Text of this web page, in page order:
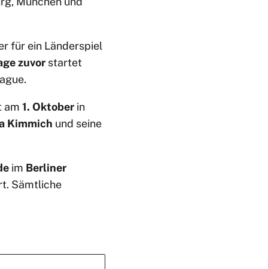
für ein Länderspiel
zuvor startet
am 1. Oktober in
Kimmich und seine
im Berliner
Sämtliche